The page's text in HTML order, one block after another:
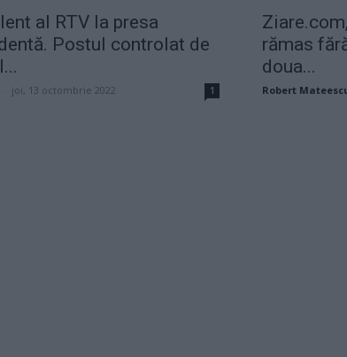
al RTV la presa
Postul controlat de
joi, 13 octombrie 2022 1
rămas
doua...
Robert